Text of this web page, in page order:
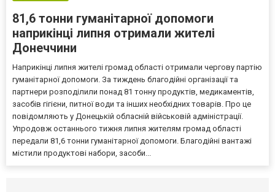
81,6 тонни гуманітарної допомоги
наприкінці липня отримали жителі
Донеччини
Наприкінці липня жителі громад області отримали чергову партію
гуманітарної допомоги. За тиждень благодійні організації та
партнери розподілили понад 81 тонну продуктів, медикаментів,
засобів гігієни, питної води та інших необхідних товарів. Про це
повідомляють у Донецькій обласній військовій адміністрації.
Упродовж останнього тижня липня жителям громад області
передали 81,6 тонни гуманітарної допомоги. Благодійні вантажі
містили продуктові набори, засоби...